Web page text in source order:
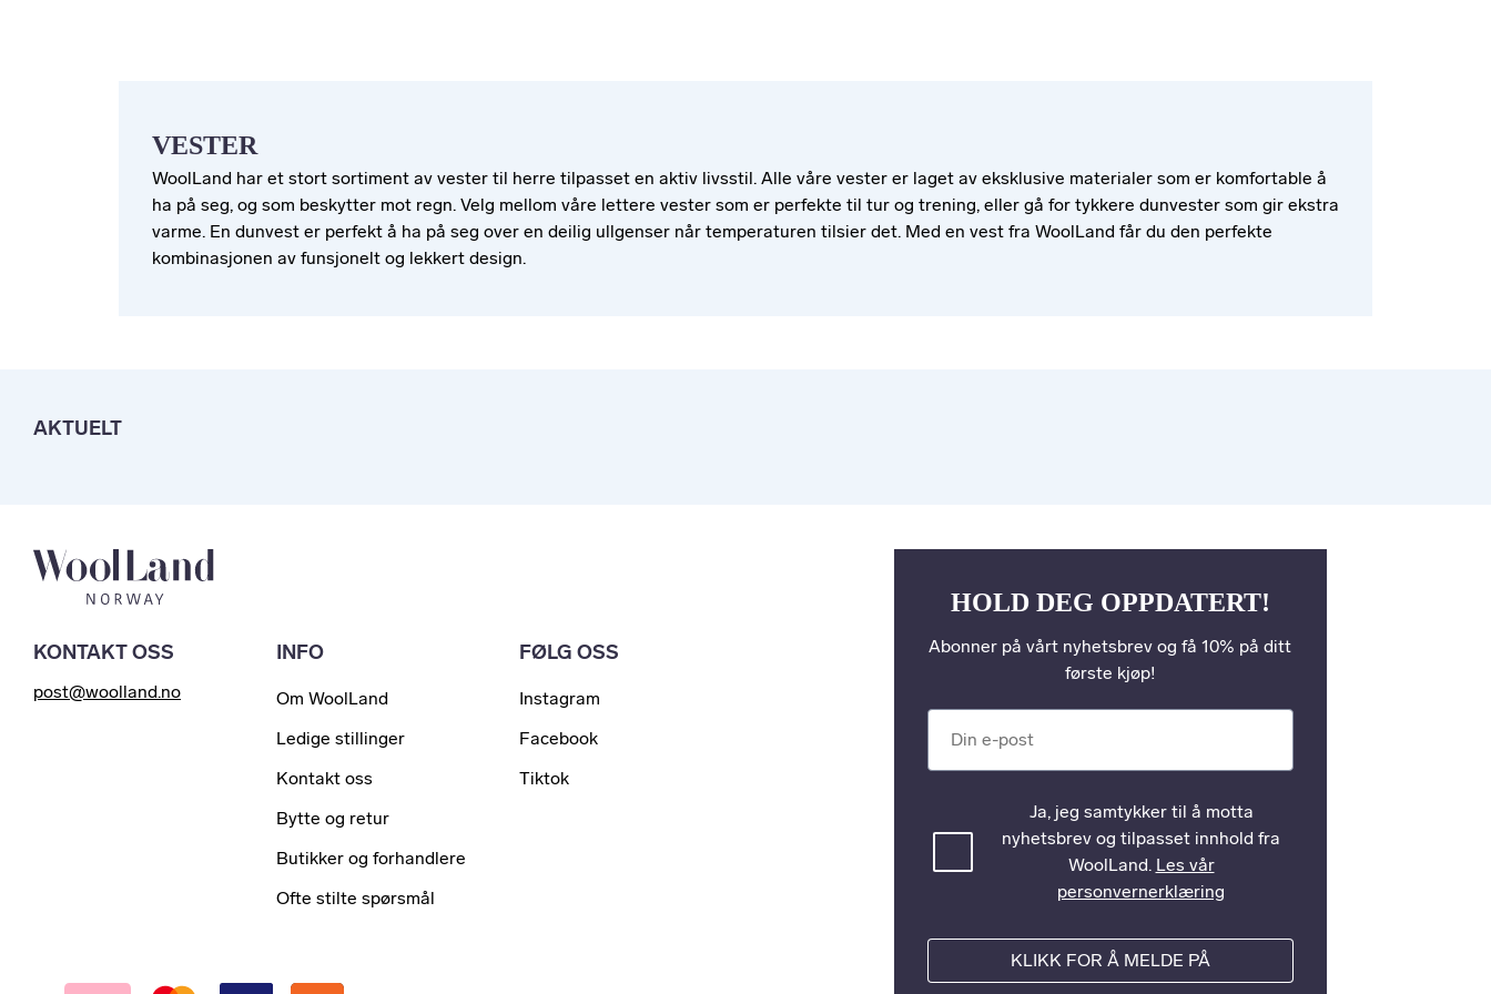
VESTER
WoolLand har et stort sortiment av vester til herre tilpasset en aktiv livsstil. Alle våre vester er laget av eksklusive materialer som er komfortable å
ha på seg, og som beskytter mot regn. Velg mellom våre lettere vester som er perfekte til tur og trening, eller gå for tykkere dunvester som gir ekstra
varme. En dunvest er perfekt å ha på seg over en deilig ullgenser når temperaturen tilsier det. Med en vest fra WoolLand får du den perfekte
kombinasjonen av funsjonelt og lekkert design.
AKTUELT
HOLD DEG OPPDATERT!
Abonner på vårt nyhetsbrev og få 10% på ditt
første kjøp!
Ja, jeg samtykker til å motta
nyhetsbrev og tilpasset innhold fra
WoolLand. Les vår
personvernerklæring
KLIKK FOR Å MELDE PÅ
INFO
Om WoolLand
Ledige stillinger
Kontakt oss
Bytte og retur
Butikker og forhandlere
Ofte stilte spørsmål
KONTAKT OSS
post@woolland.no
FØLG OSS
Instagram
Facebook
Tiktok